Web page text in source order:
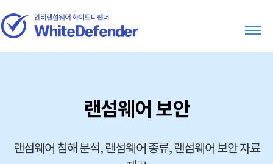
랜섬웨어 보안
랜섬웨어 침해 분석, 랜섬웨어 종류, 랜섬웨어 보안 자료